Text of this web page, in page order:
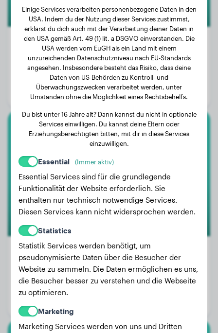
Gewicht:
62 kg
7 Jahre, 9 Monate
Geschlecht:
Rüde
Australian Shepherd
Iris
Gewicht:
14 kg
Alter:
Geschlecht:
Einige Services verarbeiten personenbezogene Daten in den
USA. Indem du der Nutzung dieser Services zustimmst,
erklärst du dich auch mit der Verarbeitung deiner Daten in
den USA gemäß Art. 49 (1) lit. a DSGVO einverstanden. Die
USA werden vom EuGH als ein Land mit einem
unzureichenden Datenschutzniveau nach EU-Standards
angesehen. Insbesondere besteht das Risiko, dass deine
Daten von US-Behörden zu Kontroll- und
Überwachungszwecken verarbeitet werden, unter
Umständen ohne die Möglichkeit eines Rechtsbehelfs.
Du bist unter 16 Jahre alt? Dann kannst du nicht in optionale
Services einwilligen. Du kannst deine Eltern oder
Erziehungsberechtigten bitten, mit dir in diese Services
einzuwilligen.
Essential (Immer aktiv)
Essential Services sind für die grundlegende
Funktionalität der Website erforderlich. Sie
enthalten nur technisch notwendige Services.
Diesen Services kann nicht widersprochen werden.
Statistics
Statistik Services werden benötigt, um
pseudonymisierte Daten über die Besucher der
Website zu sammeln. Die Daten ermöglichen es uns,
die Besucher besser zu verstehen und die Webseite
zu optimieren.
Marketing
Marketing Services werden von uns und Dritten